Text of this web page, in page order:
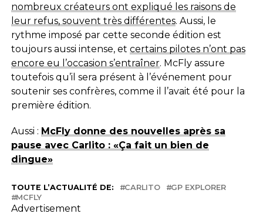
nombreux créateurs ont expliqué les raisons de
leur refus, souvent très différentes. Aussi, le
rythme imposé par cette seconde édition est
toujours aussi intense, et certains pilotes n’ont pas
encore eu l’occasion s’entraîner. McFly assure
toutefois qu’il sera présent à l’événement pour
soutenir ses confrères, comme il l’avait été pour la
première édition.
Aussi : McFly donne des nouvelles après sa
pause avec Carlito : «Ça fait un bien de
dingue»
TOUTE L’ACTUALITÉ DE: CARLITO
GP EXPLORER
MCFLY
Advertisement